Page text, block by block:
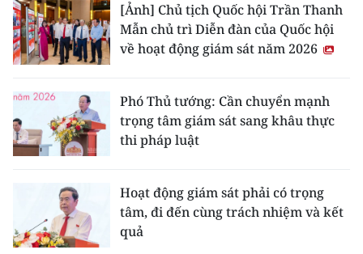
TRI THỨC CHUYÊN SÂU
54 DÂN TỘC VIỆT NAM
CHƯƠNG TRÌNH OCOP - MỖI XÃ
MỘT SẢN PHẨM
MEDIA CENTER
E-Magazine
[Ảnh] Chủ tịch Quốc hội Trần Thanh
Mẫn chủ trì Diễn đàn của Quốc hội
về hoạt động giám sát năm 2026
Phó Thủ tướng: Cần chuyển mạnh
trọng tâm giám sát sang khâu thực
thi pháp luật
Hoạt động giám sát phải có trọng
tâm, đi đến cùng trách nhiệm và kết
quả